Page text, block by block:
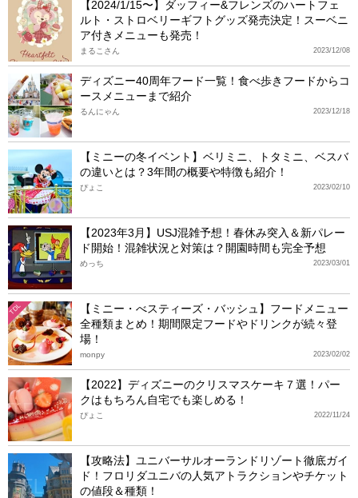
【2024/1/15〜】ダッフィー&フレンズのハートフェ
ルト・ストロベリーギフトグッズ発売決定！スーベニ
ア付きメニューも発売！
2023/12/08
まるこさん
ディズニー40周年フード一覧！食べ歩きフードからコ
ースメニューまで紹介
2023/12/18
るんにゃん
【ミニーの冬イベント】ベリミニ、トタミニ、ベスバ
の違いとは？3年間の概要や特徴も紹介！
2023/02/10
ぴょこ
【2023年3月】USJ混雑予想！春休み突入＆新パレー
ド開始！混雑状況と対策は？開園時間も完全予想
2023/03/01
めっち
TDL
【ミニー・べスティーズ・バッシュ】フードメニュー
全種類まとめ！期間限定フードやドリンクが続々登
場！
2023/02/02
monpy
【2022】ディズニーのクリスマスケーキ７選！パー
クはもちろん自宅でも楽しめる！
2022/11/24
ぴょこ
【攻略法】ユニバーサルオーランドリゾート徹底ガイ
ド！フロリダユニバの人気アトラクションやチケット
の値段＆種類！